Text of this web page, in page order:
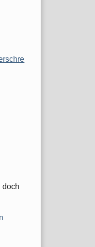
doch